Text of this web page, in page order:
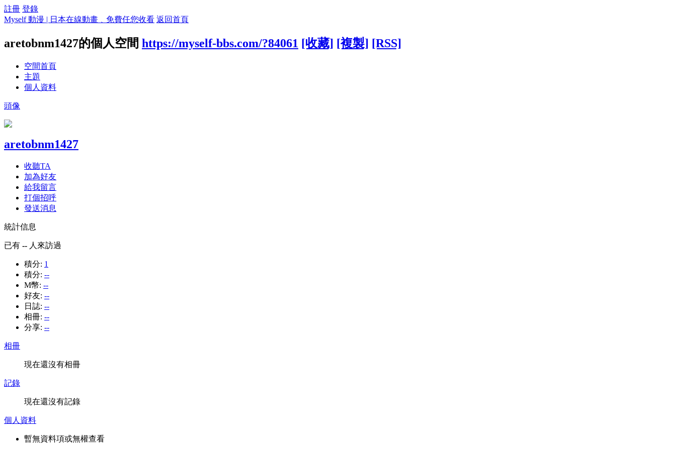
註冊 登錄
Myself 動漫 | 日本在線動畫﹑免費任您收看 返回首頁
aretobnm1427的個人空間 https://myself-bbs.com/?84061 [收藏] [複製] [RSS]
空間首頁
主題
個人資料
頭像
aretobnm1427
收聽TA
加為好友
給我留言
打個招呼
發送消息
統計信息
已有 -- 人來訪過
積分: 1
積分: --
M幣: --
好友: --
日誌: --
相冊: --
分享: --
相冊
現在還沒有相冊
記錄
現在還沒有記錄
個人資料
暫無資料項或無權查看